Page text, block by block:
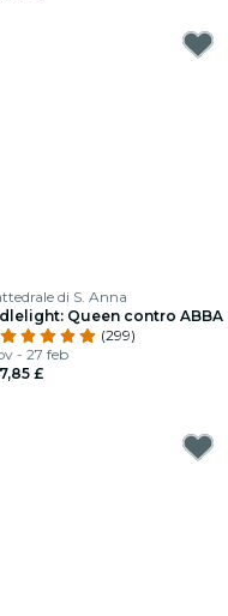
di S. Anna
Queen contro ABBA
(299)
- 27 feb
£